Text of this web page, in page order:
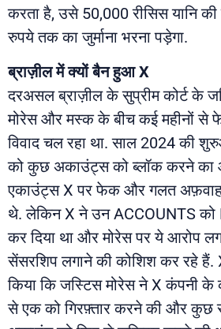
करता है, उसे 50,000 रीसिस यानि
रुपये तक का जुर्माना भरना पड़ेगा.
ब्राज़ील में क्यों बैन हुआ X
दरअसल ब्राज़ील के सुप्रीम कोर्ट के
मोरेस और मस्क के बीच कई महीनों
विवाद चल रहा था. साल 2024 की
को कुछ अकाउंट्स को ब्लॉक करने का
एकाउंट्स X पर फेक और गलत
थे. लेकिन X ने उन ACCOUNTS को
कर दिया था और मोरेस पर ये आरोप
सेंसरशिप लगाने की कोशिश कर रहे हैं.
किया कि जस्टिस मोरेस ने X कंपनी के
से एक को गिरफ़्तार करने की और कुछ